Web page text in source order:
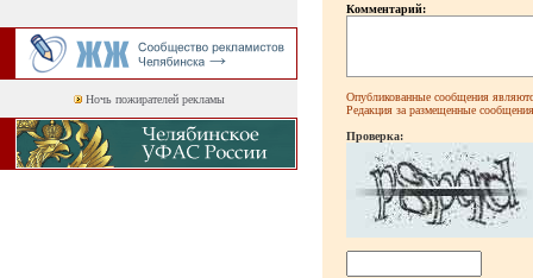
Ночь пожирателей рекламы
Комментарий:
Опубликованные сообщения
Редакция за размещенные сообщения
Проверка: